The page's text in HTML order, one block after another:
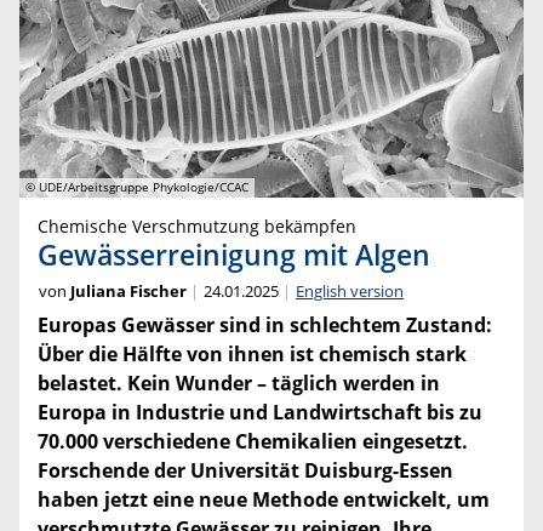
© UDE/Arbeitsgruppe Phykologie/CCAC
Chemische Verschmutzung bekämpfen
Gewässerreinigung mit Algen
von Juliana Fischer 24.01.2025 English version
Europas Gewässer sind in schlechtem Zustand:
Über die Hälfte von ihnen ist chemisch stark
belastet. Kein Wunder – täglich werden in
Europa in Industrie und Landwirtschaft bis zu
70.000 verschiedene Chemikalien eingesetzt.
Forschende der Universität Duisburg-Essen
haben jetzt eine neue Methode entwickelt, um